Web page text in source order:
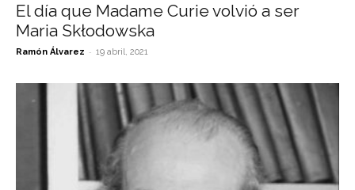
El día que Madame Curie volvió a ser
Maria Skłodowska
Ramón Álvarez - 19 abril, 2021